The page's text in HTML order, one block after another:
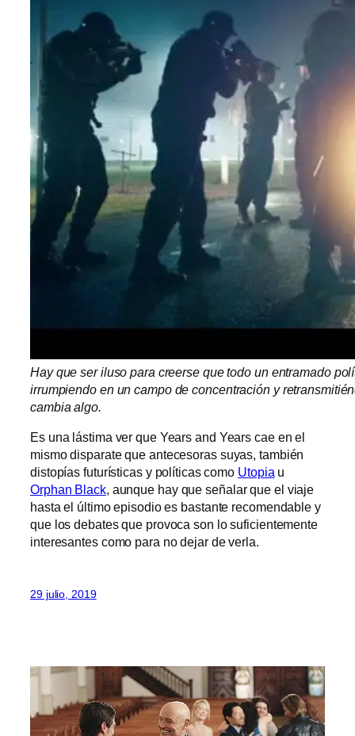
Hay que ser iluso para creerse que todo un entramado
irrumpiendo en un campo de concentración y
cambia algo.
Es una lástima ver que Years and Years cae en el
mismo disparate que antecesoras suyas, también
distopías futurísticas y políticas como Utopia u
Orphan Black, aunque hay que señalar que el viaje
hasta el último episodio es bastante recomendable y
que los debates que provoca son lo suficientemente
interesantes como para no dejar de verla.
29 julio, 2019